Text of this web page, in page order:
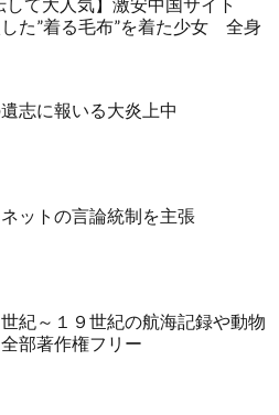
た”着る毛布”を着た少女 全身
志に報いる大炎上中
ットの言論統制を主張
世紀～１９世紀の航海記録や動物
部著作権フリー